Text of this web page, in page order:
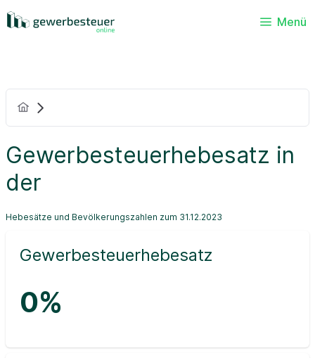
Menü
Gewerbesteuerhebesatz in
der
Hebesätze und Bevölkerungszahlen zum 31.12.2023
Gewerbesteuerhebesatz
0%